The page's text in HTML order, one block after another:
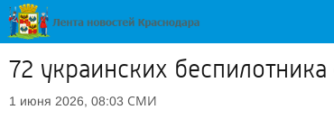
72 украинских
1 июня 2026, 08:03 СМИ